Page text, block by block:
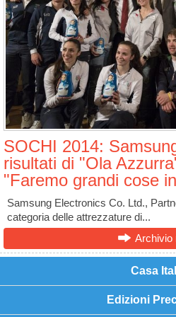
SOCHI 2014:
risultati di "Ola
"Faremo grandi cose
Samsung Electronics Co. Ltd.,
categoria delle attrezzature di...
Archivio
Casa
Edizioni